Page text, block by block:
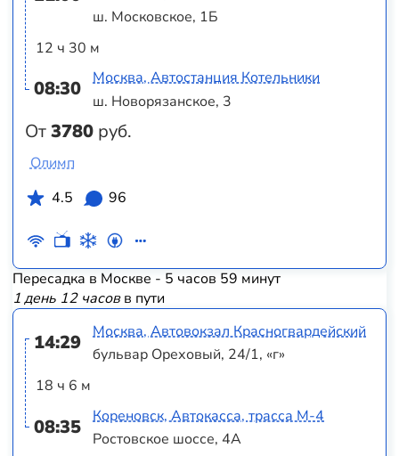
12 ч 30 м
08:30
От3780 руб.
ш. Московское, 1Б
Москва, Автостанция Котельники
ш. Новорязанское, 3
Олимп
4.5
96
Пересадка в Москве - 5 часов 59 минут
1 день 12 часовв пути
14:29
18 ч 6 м
08:35
Москва, Автовокзал Красногвардейский
бульвар Ореховый, 24/1, «г»
Кореновск, Автокасса, трасса М-4
Ростовское шоссе, 4А